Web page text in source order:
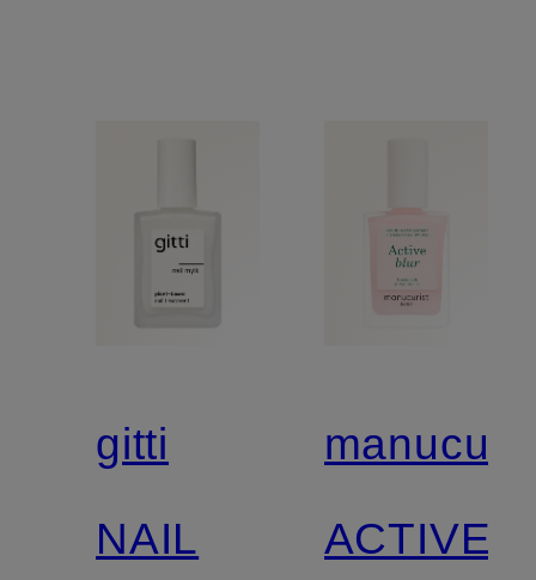
gitti
NAIL
ACTIVE